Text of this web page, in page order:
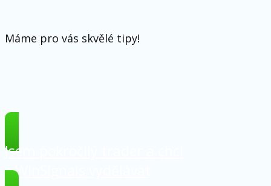
Máme pro vás skvělé tipy!
Jsem pokročilý trader a chci
s WinSignals vydělávat